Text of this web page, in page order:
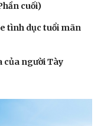
cuối)
tình dục tuổi mãn
của người Tày